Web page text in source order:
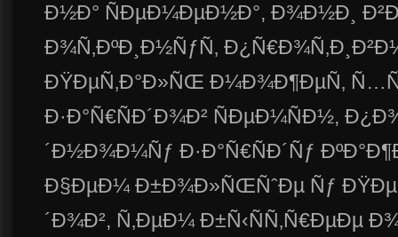
Ð½Ð° ÑÐµÐ¼ÐµÐ½Ð°, Ð¾Ð½Ð¸
Ð¾Ñ‚ÐºÐ¸Ð½ÑƒÑ‚
ÐŸÐµÑ‚Ð°Ð»ÑŒ Ð¼Ð¾Ð¶ÐµÑ‚
Ð·Ð°Ñ€ÑÐ´Ð¾Ð² ÑÐµÐ¼ÑÐ½,
´Ð½Ð¾Ð¼Ñƒ Ð·Ð°Ñ€ÑÐ´Ñƒ
Ð§ÐµÐ¼ Ð±Ð¾Ð»ÑŒÑˆÐµ Ñƒ
´Ð¾Ð², Ñ‚ÐµÐ¼ Ð±Ñ‹ÑÑ‚Ñ€ÐµÐµ